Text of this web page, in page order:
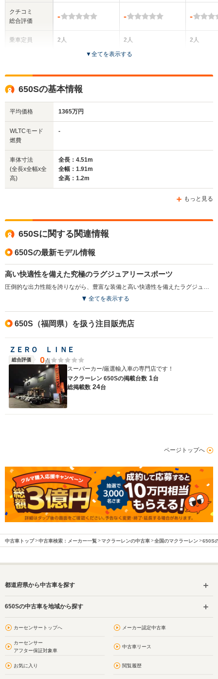
クチコミ
総合評価
乗車定員
サイズ
(全長x全幅x全高)
WLTCモード
燃費
排気量
駆動方式
-
2人
全高
1.2m
3799cc
MR
-
2人
2ドア
3799cc
MR
-
2人
3799cc
MR
▼全てを表示する
650Sの基本情報
平均価格 1365万円
WLTCモード
燃費
-
車体寸法
(全長x全幅x全
高)
全長：4.51m
全幅：1.91m
全高：1.2m
もっと見る
650Sに関する関連情報
650Sの最新モデル情報
高い快適性を備えた究極のラグジュアリースポーツ
圧倒的な出力性能を誇りながら、豊富な装備と高い快適性を備えたラグジュアリースポーツ。他のマクラーレン車と同様にカーボン製キャビンを核とするシャシーが採用され、ドライビングダイナミクスや、機敏に反応するステアリング、卓越した乗り心地を実現している。エクステリアは、最上級モデルP1と似たフロントマスクが特徴。上方に跳ね上がるバタフライドアが採用されている。エンジンは最高出力650ps／最大トルク678N・mを発生する3.8L V8ツインターボで、組み合わされるミッションはツインクラッチ式の7速ATとなる（2014.4）
全てを表示する
650S（福岡県）を扱う注目販売店
ＺＥＲＯ ＬＩＮＥ
総合評価 0点
スーパーカー/厳選輸入車の専門店です！
マクラーレン 650Sの掲載台数 1台
総掲載数 24台
ページトップへ
中古車トップ 中古車検索：メーカー一覧 マクラーレンの中古車 全国のマクラーレン 650S
都道府県から中古車を探す
650Sの中古車を地域から探す
カーセンサートップへ メーカー認定中古車
カーセンサー
アフター保証対象車
中古車リース
お気に入り 閲覧履歴